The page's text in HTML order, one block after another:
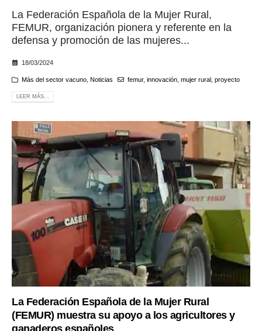
La Federación Española de la Mujer Rural,
FEMUR, organización pionera y referente en la
defensa y promoción de las mujeres...
18/03/2024
Más del sector vacuno, Noticias femur, innovación, mujer rural proyecto
LEER MÁS...
La Federación Española de la Mujer Rural
(FEMUR) muestra su apoyo a los agricultores y